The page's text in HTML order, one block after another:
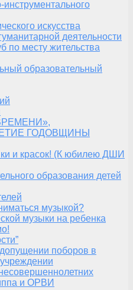
искусства
деятельности
по месту жительства
образовательный
ГОДОВЩИНЫ
и красок! (К юбилею ДШИ
образования детей
музыкой?
музыки на ребенка
поборов в
и ОРВИ